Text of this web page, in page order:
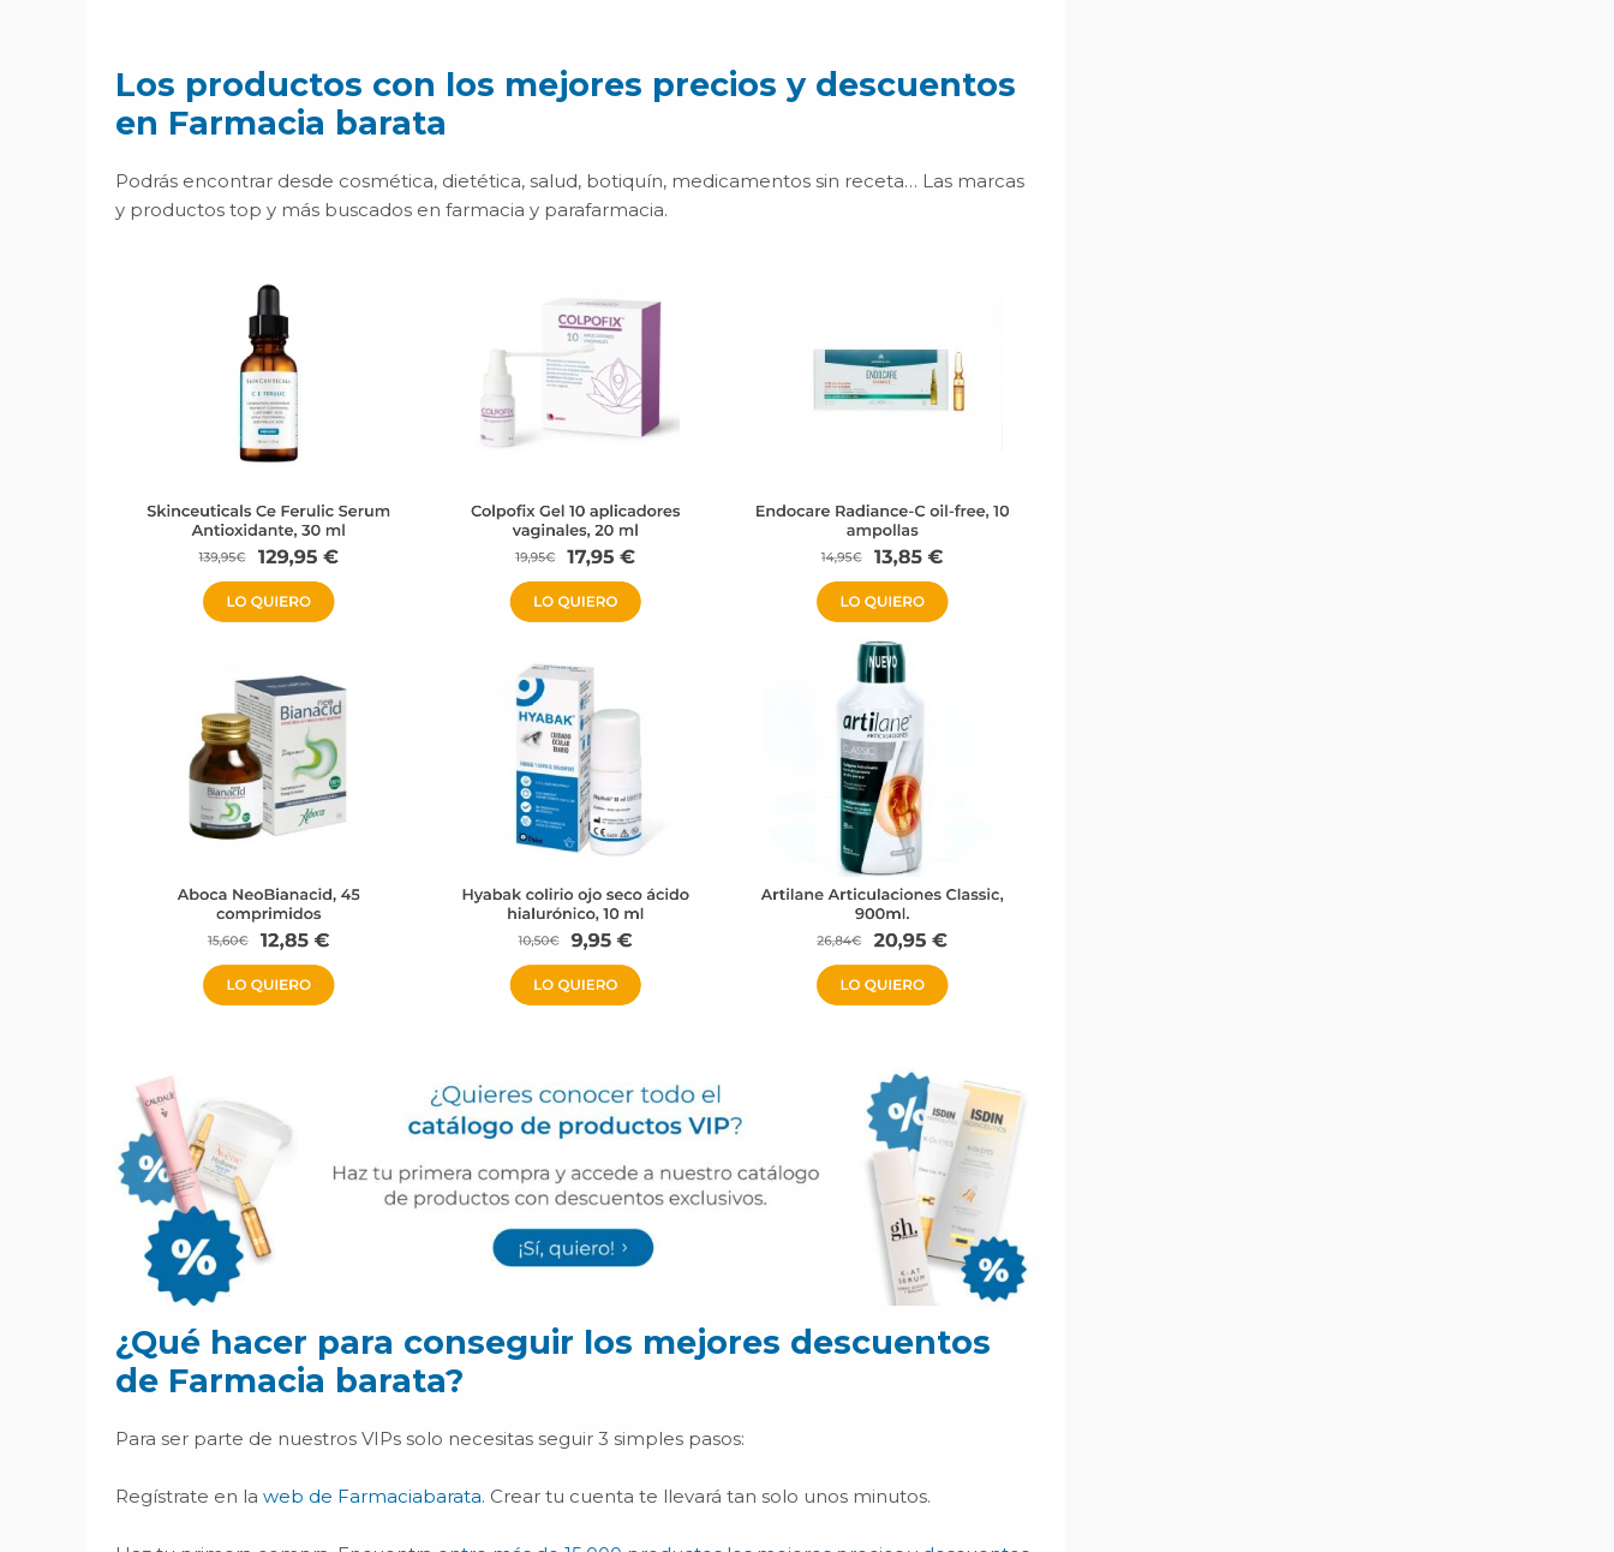
Los productos con los mejores precios y descuentos
en Farmacia barata
Podrás encontrar desde cosmética, dietética, salud, botiquín, medicamentos sin receta… Las marcas
y productos top y más buscados en farmacia y parafarmacia.
¿Qué hacer para conseguir los mejores descuentos
de Farmacia barata?
Para ser parte de nuestros VIPs solo necesitas seguir 3 simples pasos:
Regístrate en la web de Farmaciabarata. Crear tu cuenta te llevará tan solo unos minutos.